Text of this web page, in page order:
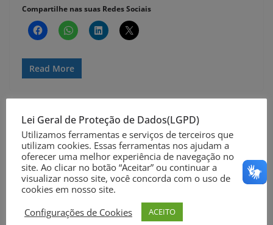
Compartilhe nas suas Redes Sociais
Read More
Lei Geral de Proteção de Dados(LGPD)
Utilizamos ferramentas e serviços de terceiros que
utilizam cookies. Essas ferramentas nos ajudam a
oferecer uma melhor experiência de navegação no
site. Ao clicar no botão “Aceitar” ou continuar a
visualizar nosso site, você concorda com o uso de
cookies em nosso site.
Configurações de Cookies
ACEITO